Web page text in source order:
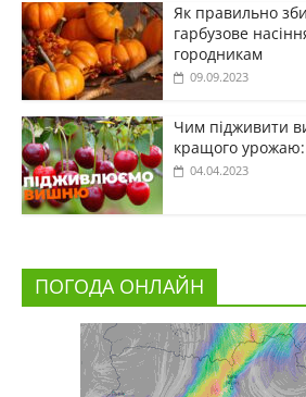
Як правильно
гарбузове
городникам
09.09.2023
Чим підживити
кращого урожаю:
04.04.2023
ПОГОДА ОНЛАЙН